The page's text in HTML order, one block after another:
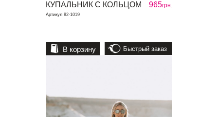
965грн.
КУПАЛЬНИК С КОЛЬЦОМ
Артикул 82-1019
В корзину Быстрый заказ